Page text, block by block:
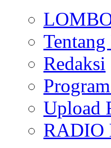
Redaksi
Upload
RADIO